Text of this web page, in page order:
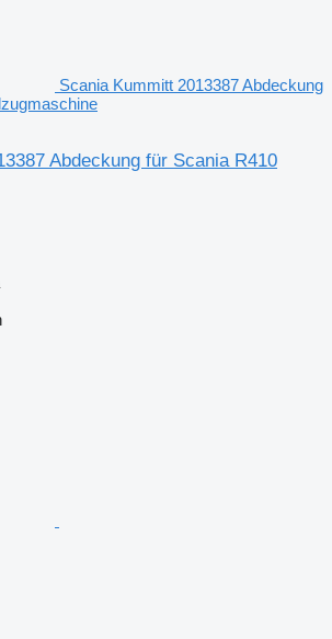
Scania Kummitt 2013387 Abdeckung
Abdeckung für Scania R410